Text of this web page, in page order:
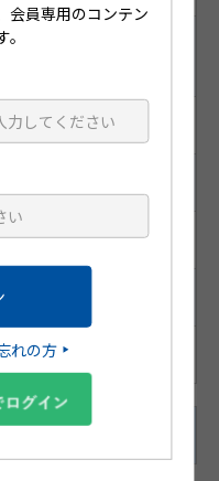
ド
4
会員専用のコンテン
れの方